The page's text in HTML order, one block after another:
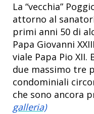
La “vecchia”
attorno al
primi anni 50 di
Papa Giovanni
viale Papa Pio
due massimo tre
condominiali
che sono ancora
galleria)